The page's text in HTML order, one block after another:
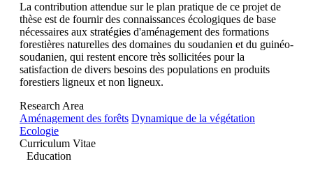
La contribution attendue sur le plan pratique de ce projet de
thèse est de fournir des connaissances écologiques de base
nécessaires aux stratégies d'aménagement des formations
forestières naturelles des domaines du soudanien et du guinéo-
soudanien, qui restent encore très sollicitées pour la
satisfaction de divers besoins des populations en produits
forestiers ligneux et non ligneux.
Research Area
Aménagement des forêts Dynamique de la végétation
Ecologie
Curriculum Vitae
Education